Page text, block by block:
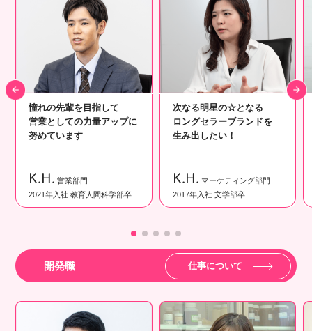
憧れの先輩を目指して
営業としての力量アップに
努めています
K.H. 営業部門
2021年入社 教育人間科学部卒
次なる明星の☆となる
ロングセラーブランドを
生み出したい！
K.H. マーケティング部門
2017年入社 文学部卒
開発職 仕事について